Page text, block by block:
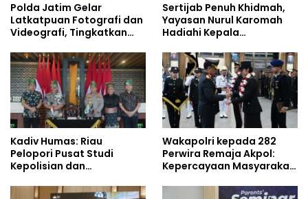
Polda Jatim Gelar
Latkatpuan Fotografi dan
Videografi, Tingkatkan
Era Digital
Sertijab Penuh Khidmah,
Yayasan Nurul Karomah
Hadiahi Kepala
Umrah
Kadiv Humas: Riau
Pelopori Pusat Studi
Kepolisian dan
Policing Masuki Babak
Wakapolri kepada 282
Perwira Remaja Akpol:
Kepercayaan Masyarakat